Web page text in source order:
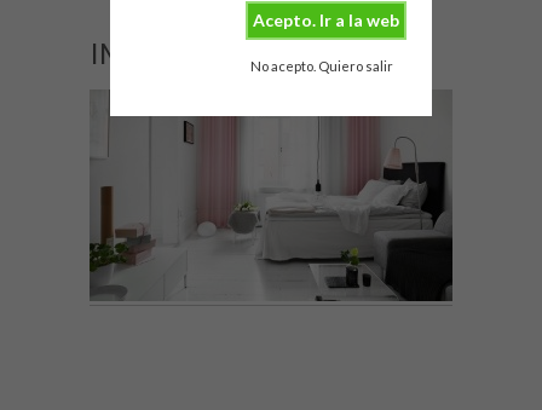
Acepto. Ir a la web
No acepto. Quiero salir
IMG_0192